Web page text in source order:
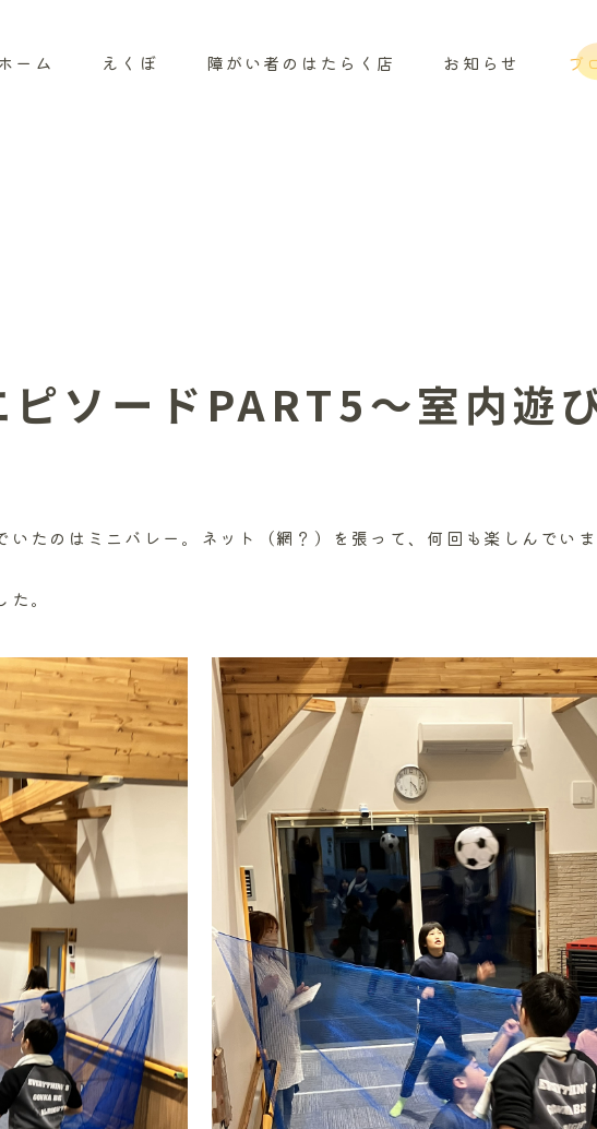
ーム えくぼ 障がい者のはたらく店 お知らせ ブ
ソードPART5～室内遊
たのはミニバレー。ネット（網？）を張って、何回も楽しんでいま
。